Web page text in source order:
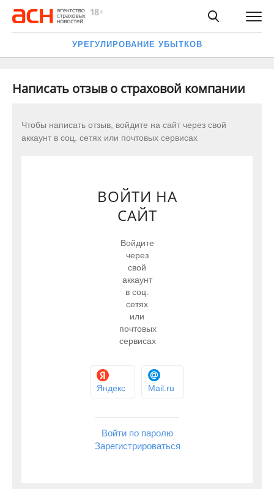
УРЕГУЛИРОВАНИЕ УБЫТКОВ
Написать отзыв о страховой компании
Чтобы написать отзыв, войдите на сайт через свой
аккаунт в соц. сетях или почтовых сервисах
ВОЙТИ НА
САЙТ
Войдите
через
свой
аккаунт
в соц.
сетях
или
почтовых
сервисах
Яндекс Mail.ru
Войти по паролю
Зарегистрироваться